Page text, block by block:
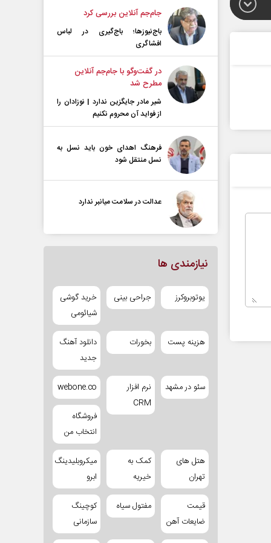
جام‌جم آنلاین بررسی کرد
باج‌نیوزها؛ باج‌گیری در لباس
افشاگری
در گفت‌و‌گو با جام‌جم آنلاین
مطرح شد
شیر مادر جایگزین ندارد | نوزادان را
از فواید آن محروم نکنیم
فرهنگ اهدای خون باید نسل به
نسل منتقل شود
عدالت در سلامت میانبر ندارد
نیازمندی ها
یوتوبروکرز جراحی بینی
خرید گوشی
شیائومی
هزینه پست بخورات
دانلود آهنگ
جدید
سئو در مشهد
نرم افزار
CRM
webone.co
فروشگاه
انتخاب من
هتل های
تهران
کمک به
خیریه
میکروبلیدینگ
ابرو
قیمت
ضایعات آهن
مفتول سیاه
کوچینگ
سازمانی